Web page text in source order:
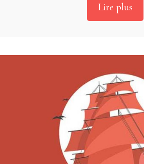
Lire plus